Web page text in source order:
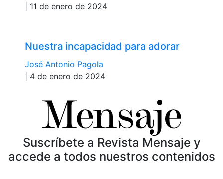
| 11 de enero de 2024
Nuestra incapacidad para adorar
José Antonio Pagola
| 4 de enero de 2024
Suscríbete a Revista Mensaje y
accede a todos nuestros contenidos